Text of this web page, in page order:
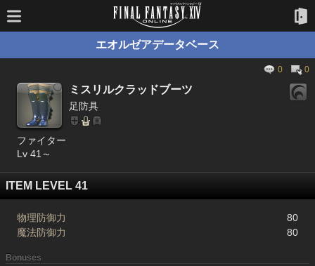
エオルゼアデータベース
0 0
ミスリルクラッドブーツ
足防具
ファイター
Lv 41～
ITEM LEVEL 41
物理防御力
80
魔法防御力
80
Bonuses